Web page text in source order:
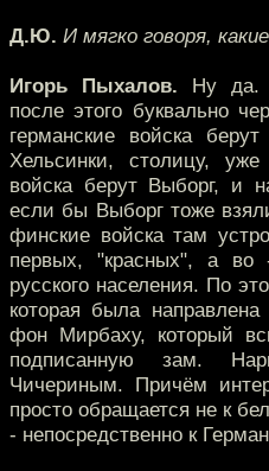
Д.Ю. И мягко говоря,
Игорь Пыхалов. Ну да.
после этого буквально
германские войска
Хельсинки, столицу,
войска берут Выборг, и
если бы Выборг тоже
финские войска там
первых, "красных", а во
русского населения. По
которая была
фон Мирбаху, который
подписанную зам.
Чичериным. Причём
просто обращается не к
- непосредственно к